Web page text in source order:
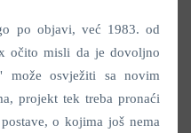
po objavi, već 1983. od
očito misli da je dovoljno
može osvježiti sa novim
projekt tek treba pronaći
o kojima još nema